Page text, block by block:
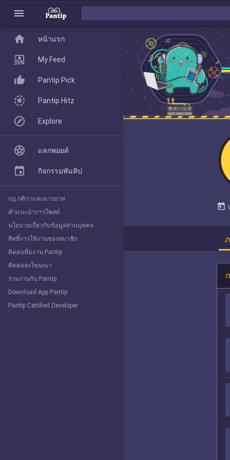
menu
today
home
Pantip Pick
Explore
home หน้าแรก
My Feed
Pantip Pick
Pantip Hitz
Explore
แลกพอยต์
กิจกรรมพันทิป
กฎ กติกาและมารยาท
คำแนะนำการโพสต์
นโยบายเกี่ยวกับข้อมูลส่วนบุคคล
สิทธิ์การใช้งานของสมาชิก
ติดต่อทีมงาน Pantip
ติดต่อลงโฆษณา
ร่วมงานกับ Pantip
Download App Pantip
Pantip Certified Developer